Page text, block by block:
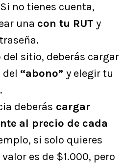
no tienes cuenta,
una con tu RUT y
del sitio, deberás cargar
del “abono” y elegir tu
deberás cargar
al precio de cada
si solo quieres
es de $1.000, pero